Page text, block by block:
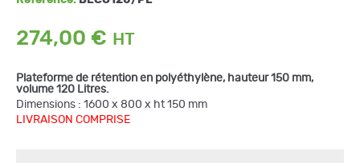
274,00 €
Plateforme de rétention en polyéthylène, hauteur 150 mm,
volume 120 Litres.
Dimensions : 1600 x 800 x ht 150 mm
LIVRAISON COMPRISE